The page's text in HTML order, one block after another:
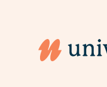
Logo du